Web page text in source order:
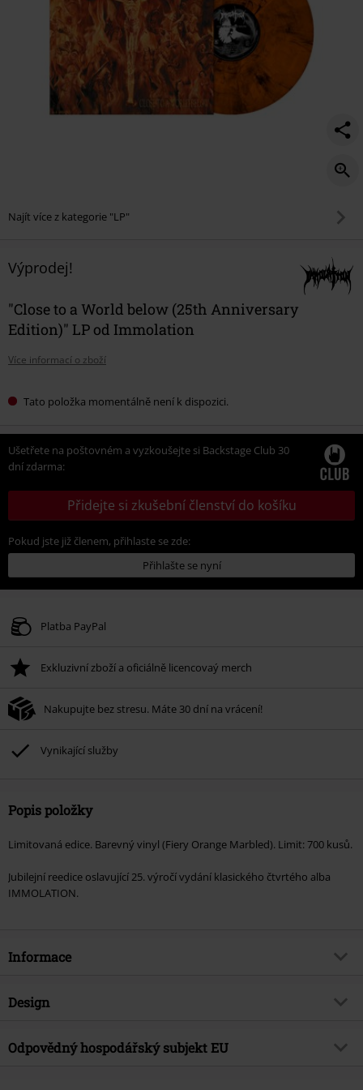
595336St.html
Najít více z kategorie "LP"
Výprodej!
"Close to a World below (25th Anniversary
Edition)" LP od Immolation
Více informací o zboží
Tato položka momentálně není k dispozici.
Ušetřete na poštovném a vyzkoušejte si Backstage Club 30
dní zdarma:
Přidejte si zkušební členství do košíku
Pokud jste již členem, přihlaste se zde:
Přihlašte se nyní
Platba PayPal
Exkluzivní zboží a oficiálně licencovaý merch
Nakupujte bez stresu. Máte 30 dní na vrácení!
Vynikající služby
Popis položky
Limitovaná edice. Barevný vinyl (Fiery Orange Marbled). Limit: 700 kusů.
Jubilejní reedice oslavující 25. výročí vydání klasického čtvrtého alba
IMMOLATION.
Informace
Zboží č.
Design
Typ výrobku
LP
Odpovědný hospodářský subjekt EU